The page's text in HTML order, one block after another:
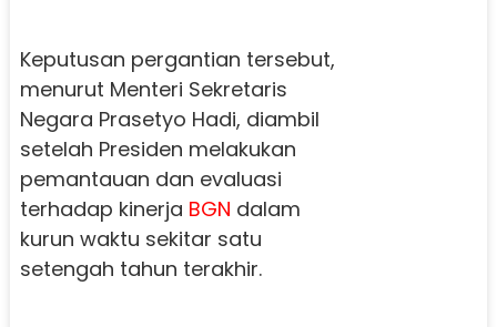
Keputusan pergantian tersebut,
menurut Menteri Sekretaris
Negara Prasetyo Hadi, diambil
setelah Presiden melakukan
pemantauan dan evaluasi
terhadap kinerja BGN dalam
kurun waktu sekitar satu
setengah tahun terakhir.